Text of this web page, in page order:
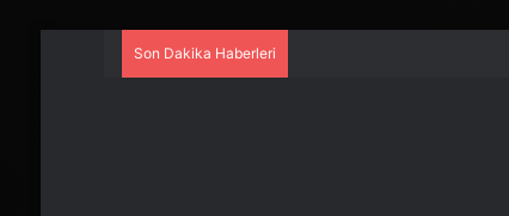
Son Dakika Haberleri